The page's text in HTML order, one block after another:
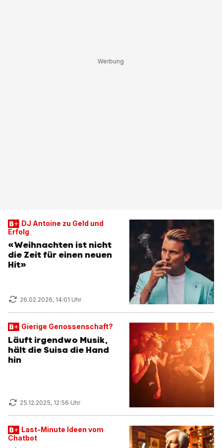
DJ Antoine zu Geld und
Erfolg
«Weihnachten ist nicht
die Zeit für einen neuen
Hit»
26.02.2026, 14:01 Uhr
Gierige Genossenschaft?
Läuft irgendwo Musik,
hält die Suisa die Hand
hin
25.12.2025, 12:56 Uhr
Last-Minute Ideen vom
Chatbot